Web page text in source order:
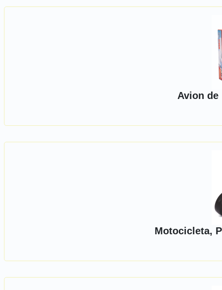
Avion de
Motocicleta,